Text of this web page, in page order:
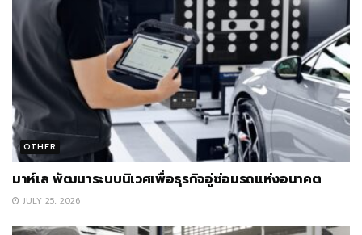
OTHER
มาห์เล พัฒนาระบบนิเวศเพื่อธุรกิจอู่ซ่อมรถแห่งอนาคต
JULY 25, 2026